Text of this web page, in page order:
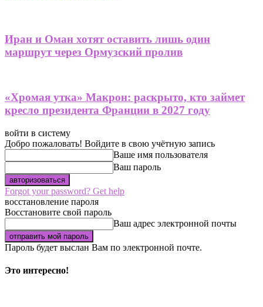
Иран и Оман хотят оставить лишь один
маршрут через Ормузский пролив
«Хромая утка» Макрон: раскрыто, кто займет
кресло президента Франции в 2027 году
войти в систему
Добро пожаловать! Войдите в свою учётную запись
Ваше имя пользователя
Ваш пароль
Forgot your password? Get help
восстановление пароля
Восстановите свой пароль
Ваш адрес электронной почты
Пароль будет выслан Вам по электронной почте.
Это интересно!